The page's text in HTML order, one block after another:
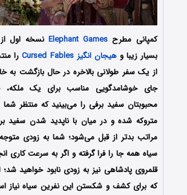
کمپانی مطرح Elephant Games نسخه اول
بسیار زیبا وهیجان انگیز Cursed Fablesرا
از یک سفر طولانی بالاخره در حال بازگشت به
جای خوشامدگویی مناسب برای یک ملکه،
محبوبتان سفید برفی را می‌بینید که منتظر شما
متروکه شده و در میان با ناپدید شدن سفید
مراتب بدتر از قبل می‌شود؛ شما به زودی
سیاه همه جا را فرا گرفته و اگر به سرعت کاری
قلمروی پادشاهی نیز به زودی نابود خواهید شد؛
که برای کشف و شکستن این نفرین سیاه نیاز